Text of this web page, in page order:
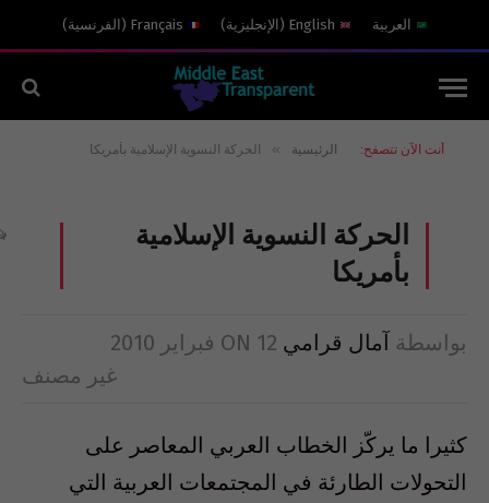
العربية English
( الإنجليزية)
Français
( الفرنسية)
أنت الآن تتصفح: الرئيسية » الحركة النسوية الإسلامية بأمريكا
الحركة النسوية الإسلامية
بأمريكا
بواسطة آمال قرامي ON 12 فبراير 2010
غير مصنف
كثيرا ما يركّز الخطاب العربي المعاصر على
التحولات الطارئة في المجتمعات العربية التي